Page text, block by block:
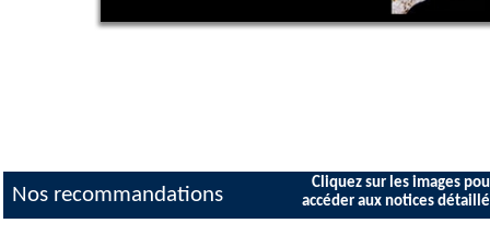
Nos recommandations
Cliquez sur les images
accéder aux notices